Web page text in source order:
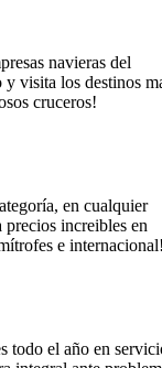
navieras del
visita los destinos
cruceros!
en cualquier
increibles en
e
todo el año en